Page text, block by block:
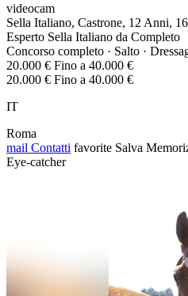
videocam
Sella Italiano, Castrone, 12 Anni,
Esperto Sella Italiano da Completo
Concorso completo · Salto ·
20.000 € Fino a 40.000 €
20.000 € Fino a 40.000 €
IT
Roma
mail Contatti favorite Salva
Eye-catcher